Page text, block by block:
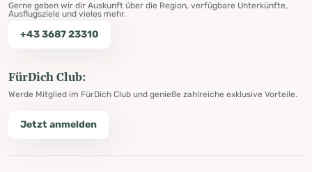
Gerne geben wir dir Auskunft über die Region, verfügbare Unterkünfte,
Ausflugsziele und vieles mehr.
+43 3687 23310
FürDich Club:
Werde Mitglied im FürDich Club und genieße zahlreiche exklusive Vorteile.
Jetzt anmelden